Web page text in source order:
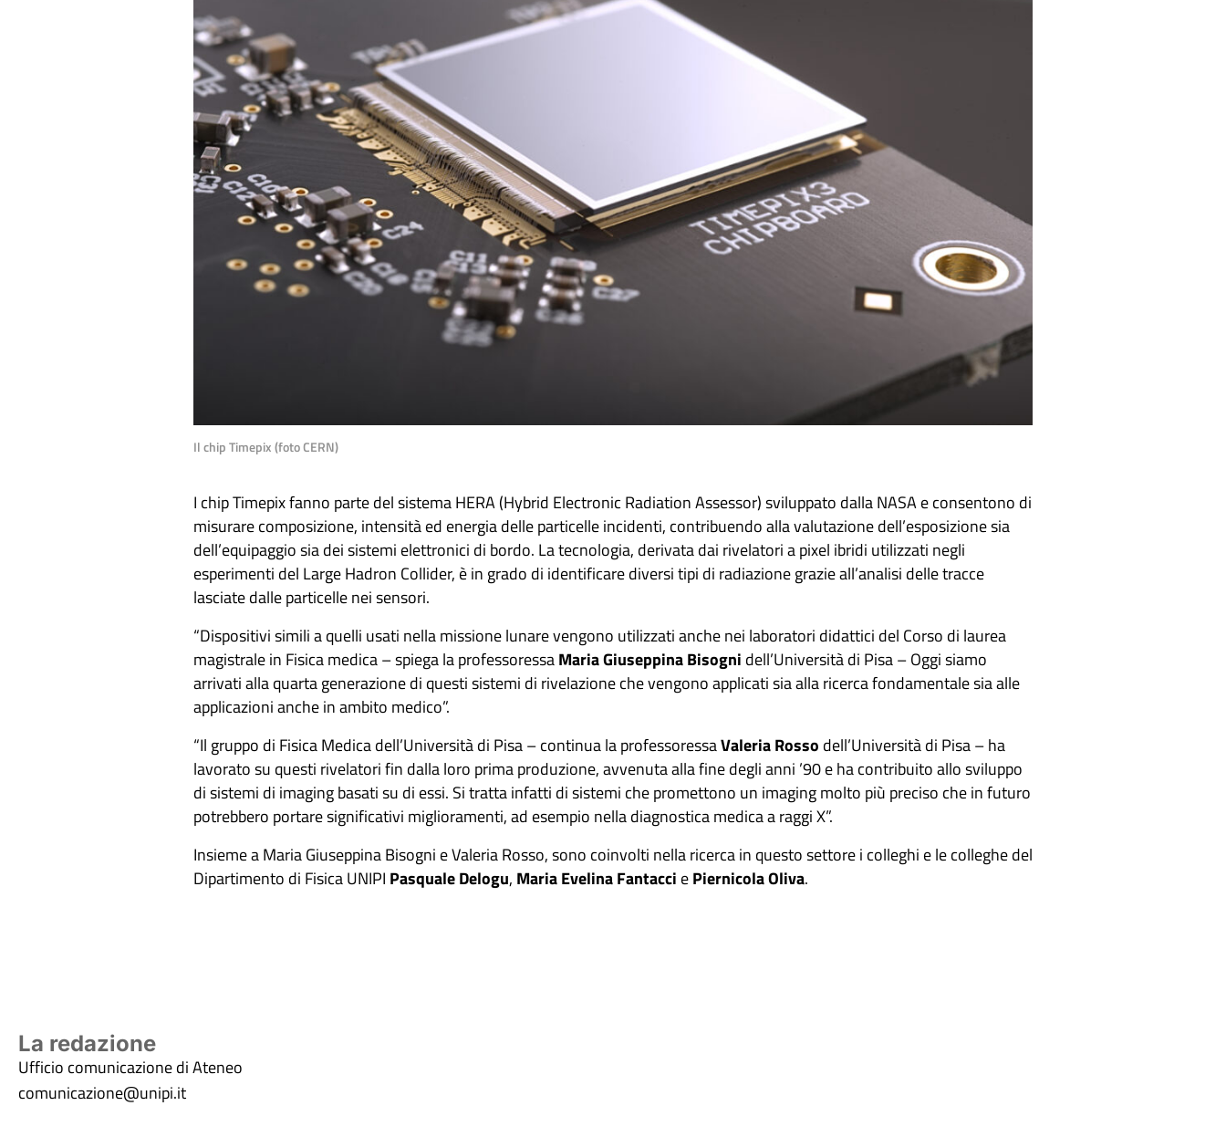
Il chip Timepix (foto CERN)
I chip Timepix fanno parte del sistema HERA (Hybrid Electronic Radiation Assessor) sviluppato dalla NASA e consentono di
misurare composizione, intensità ed energia delle particelle incidenti, contribuendo alla valutazione dell’esposizione sia
dell’equipaggio sia dei sistemi elettronici di bordo. La tecnologia, derivata dai rivelatori a pixel ibridi utilizzati negli
esperimenti del Large Hadron Collider, è in grado di identificare diversi tipi di radiazione grazie all’analisi delle tracce
lasciate dalle particelle nei sensori.
“Dispositivi simili a quelli usati nella missione lunare vengono utilizzati anche nei laboratori didattici del Corso di laurea
magistrale in Fisica medica – spiega la professoressaMaria Giuseppina Bisogni dell’Università di Pisa – Oggi siamo
arrivati alla quarta generazione di questi sistemi di rivelazione che vengono applicati sia alla ricerca fondamentale sia alle
applicazioni anche in ambito medico”.
“Il gruppo di Fisica Medica dell’Università di Pisa – continua la professoressaValeria Rosso dell’Università di Pisa – ha
lavorato su questi rivelatori fin dalla loro prima produzione, avvenuta alla fine degli anni ’90 e ha contribuito allo sviluppo
di sistemi di imaging basati su di essi. Si tratta infatti di sistemi che promettono un imaging molto più preciso che in futuro
potrebbero portare significativi miglioramenti, ad esempio nella diagnostica medica a raggi X”.
Insieme a Maria Giuseppina Bisogni e Valeria Rosso, sono coinvolti nella ricerca in questo settore i colleghi e le colleghe del
Dipartimento di Fisica UNIPI Pasquale Delogu, Maria Evelina Fantacci ePiernicola Oliva.
La redazione
Ufficio comunicazione di Ateneo
comunicazione@unipi.it